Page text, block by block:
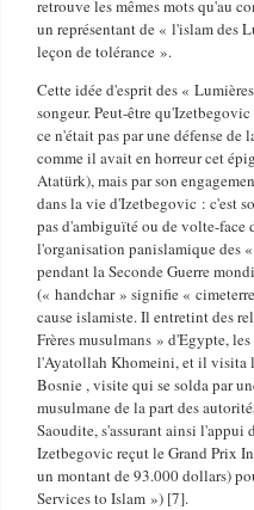
retrouve les mêmes mots qu'au
un représentant de « l'islam des
leçon de tolérance ».
Cette idée d'esprit des «
songeur. Peut-être
ce n'était pas par une défense
comme il avait en horreur cet
Atatürk), mais par son
dans la vie d'Izetbegovic : c'est
pas d'ambiguïté ou de volte-face
l'organisation panislamique des
pendant la Seconde Guerre
(« handchar » signifie «
cause islamiste. Il entretint des
Frères musulmans » d'Egypte,
l'Ayatollah Khomeini, et il visita
Bosnie , visite qui se solda par
musulmane de la part des
Saoudite, s'assurant ainsi l'appui
Izetbegovic reçut le Grand Prix
un montant de 93.000 dollars)
Services to Islam ») [7].